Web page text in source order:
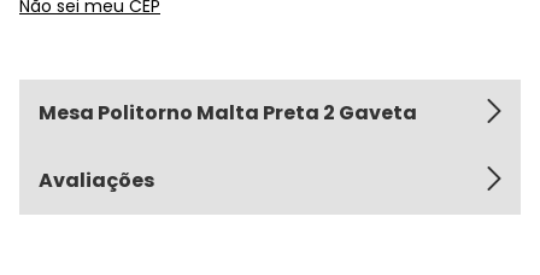
Não sei meu CEP
Mesa Politorno Malta Preta 2 Gaveta
Avaliações